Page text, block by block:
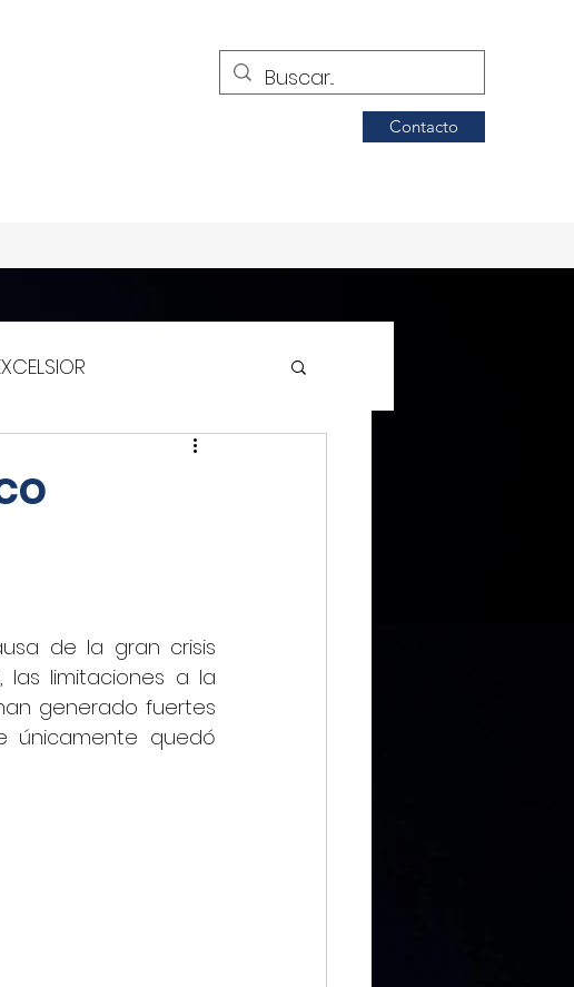
Contacto
Siglo de Torreón
IMMX DIARIO
EL FINANCIERO
de la gran crisis
las limitaciones a la
generado fuertes
únicamente quedó